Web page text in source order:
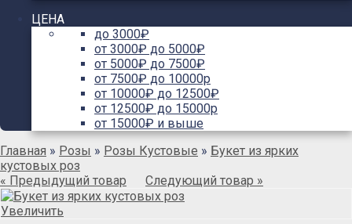
ЦЕНА
до 3000₽
от 3000₽ до 5000₽
от 5000₽ до 7500₽
от 7500₽ до 10000р
от 10000₽ до 12500₽
от 12500₽ до 15000р
от 15000₽ и выше
Главная » Розы » Розы Кустовые » Букет из ярких
кустовых роз
« Предыдущий товар
Следующий товар »
Увеличить